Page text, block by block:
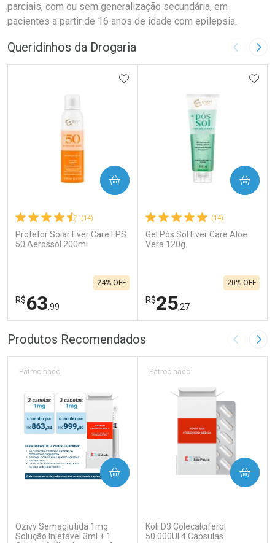
parciais, com ou sem generalização secundária, em
pacientes a partir de 16 anos de idade com epilepsia.
Queridinhos da Drogaria Imagem
(14)
Protetor Solar Ever Care FPS
50 Aerossol 200ml
R$63,99
24% OFF
ADICIONAR AOS FAVORITOS
COMPRAR
FECHAR
Laboratório
Ativar Desconto
FECHAR
Por Menos
(14)
Gel Pós Sol Ever Care Aloe
Vera 120g
R$25,27
20% OFF
COMPRAR
Laboratório
Ativar Desconto
Por Menos
Produtos Recomendados Imagem
Ozivy Semaglutida 1mg
Solução Injetável 3ml + 1
Patrocinado
COMPRAR
Koli D3 Colecalciferol
50.000UI 4 Cápsulas
Patrocinado
COMPRAR